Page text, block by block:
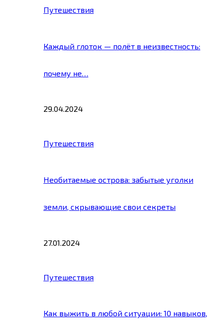
Путешествия
Каждый глоток — полёт в неизвестность:
почему не…
29.04.2024
Путешествия
Необитаемые острова: забытые уголки
земли, скрывающие свои секреты
27.01.2024
Путешествия
Как выжить в любой ситуации: 10 навыков,